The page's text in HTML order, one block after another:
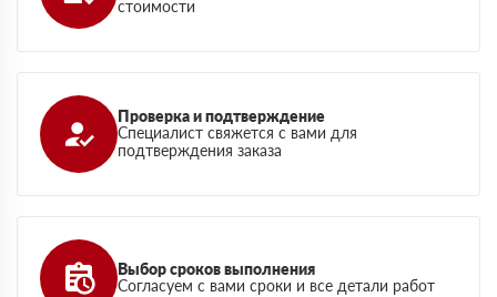
стоимости
Проверка и подтверждение
Специалист свяжется с вами для
подтверждения заказа
Выбор сроков выполнения
Согласуем с вами сроки и все детали работ